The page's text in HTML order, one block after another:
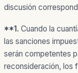
discusión
**1. Cuando la
las sanciones
serán competentes
reconsideración, los